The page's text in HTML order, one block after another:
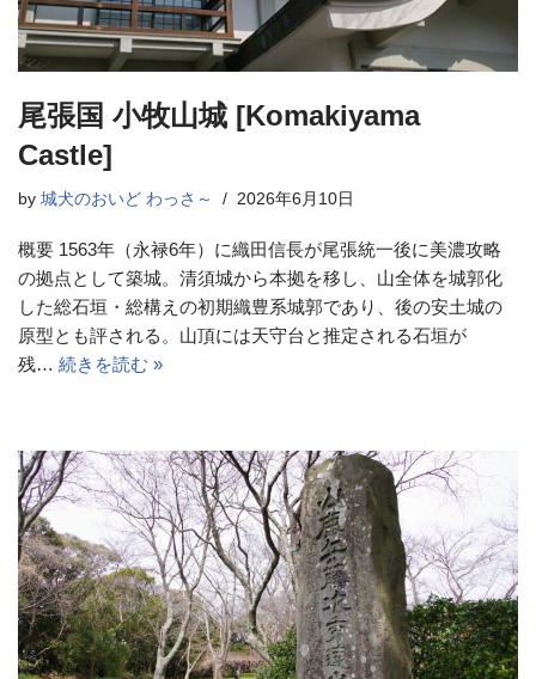
尾張国 小牧山城 [Komakiyama
Castle]
by 城犬のおいど わっさ～ 2026年6月10日
概要 1563年（永禄6年）に織田信長が尾張統一後に美濃攻略
の拠点として築城。清須城から本拠を移し、山全体を城郭化
した総石垣・総構えの初期織豊系城郭であり、後の安土城の
原型とも評される。山頂には天守台と推定される石垣が
残… 続きを読む »